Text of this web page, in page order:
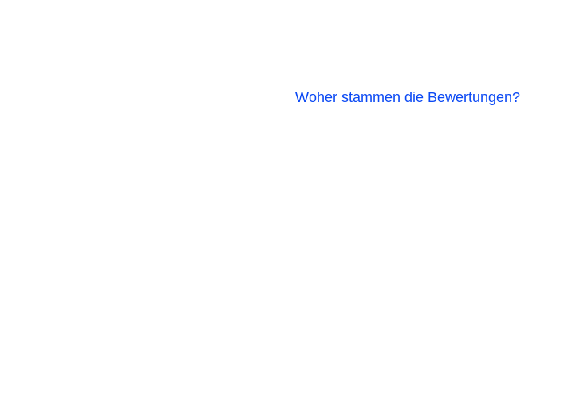
Woher stammen die Bewertungen?